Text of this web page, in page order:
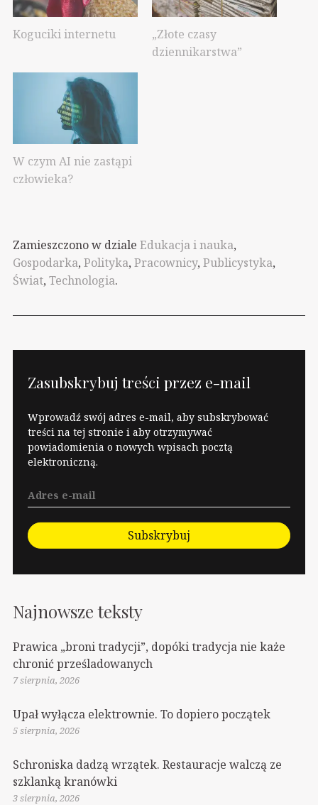
Koguciki internetu
„Złote czasy
dziennikarstwa”
W czym AI nie zastąpi
człowieka?
Zamieszczono w dziale Edukacja i nauka,
Gospodarka, Polityka, Pracownicy, Publicystyka,
Świat, Technologia.
Zasubskrybuj treści przez e-mail
Wprowadź swój adres e-mail, aby subskrybować
treści na tej stronie i aby otrzymywać
powiadomienia o nowych wpisach pocztą
elektroniczną.
Subskrybuj
Najnowsze teksty
Prawica „broni tradycji”, dopóki tradycja nie każe
chronić prześladowanych
7 sierpnia, 2026
Upał wyłącza elektrownie. To dopiero początek
5 sierpnia, 2026
Schroniska dadzą wrzątek. Restauracje walczą ze
szklanką kranówki
3 sierpnia, 2026